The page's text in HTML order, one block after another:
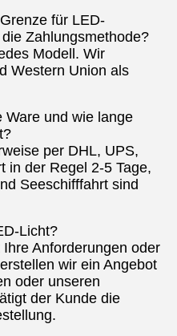
für LED-
Zahlungsmethode?
Modell. Wir
Western Union als
Ware und wie lange
per DHL, UPS,
in der Regel 2-5 Tage,
Seeschifffahrt sind
Licht?
Anforderungen oder
wir ein Angebot
oder unseren
der Kunde die